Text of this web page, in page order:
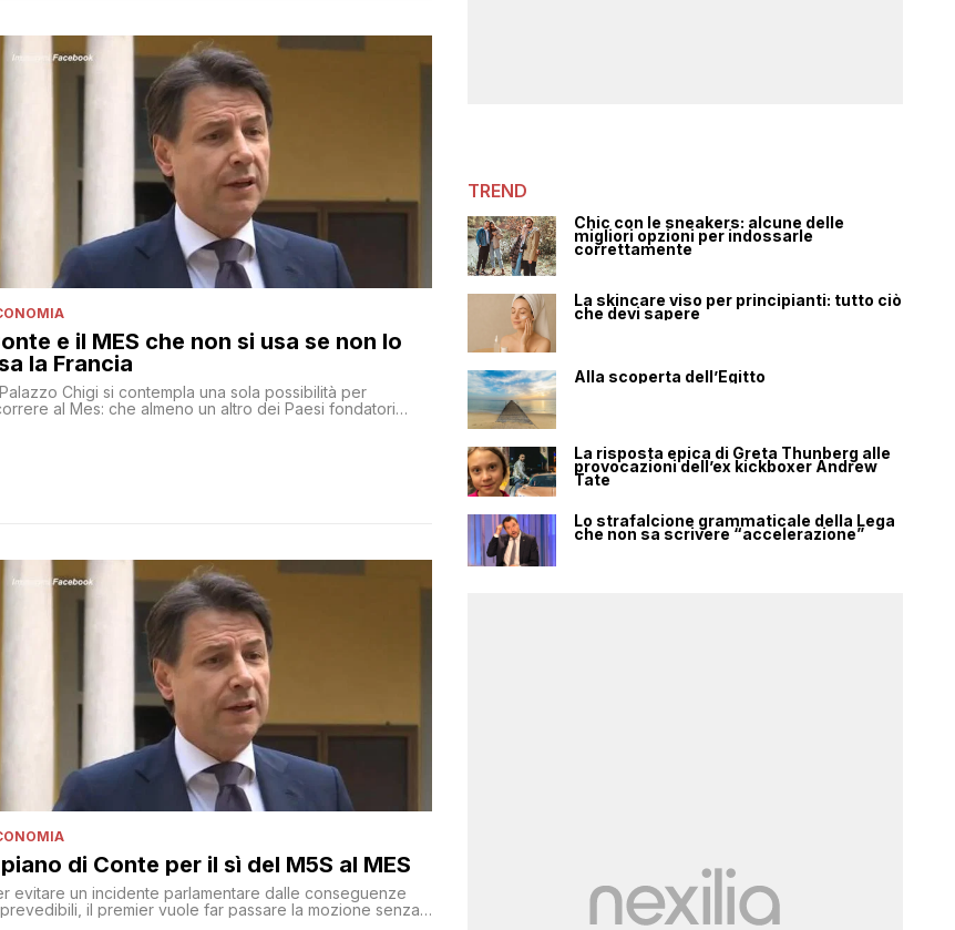
e il MES che non si usa se non lo
la Francia
Chigi si contempla una sola possibilità per
al Mes: che almeno un altro dei Paesi fondatori
di Conte per il sì del M5S al MES
evitare un incidente parlamentare dalle conseguenze
il premier vuole far passare la mozione senza
TREND
Chic con le sneakers: alcune delle
migliori opzioni per indossarle
correttamente
La skincare viso per principianti: tutto ciò
che devi sapere
Alla scoperta dell’Egitto
La risposta epica di Greta Thunberg alle
provocazioni dell’ex kickboxer Andrew
Tate
Lo strafalcione grammaticale della Lega
che non sa scrivere “accelerazione”